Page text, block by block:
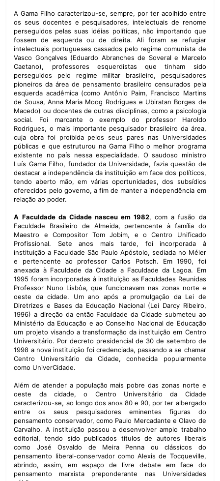
A Gama Filho caracterizou-se, sempre, por ter acolhido entre
os seus docentes e pesquisadores, intelectuais de renome
perseguidos pelas suas idéias políticas, não importando que
fossem de esquerda ou de direita. Ali foram se refugiar
intelectuais portugueses cassados pelo regime comunista de
Vasco Gonçalves (Eduardo Abranches de Soveral e Marcelo
Caetano), professores esquerdistas que tinham sido
perseguidos pelo regime militar brasileiro, pesquisadores
pioneiros da área de pensamento brasileiro censurados pela
esquerda acadêmica (como Antônio Paim, Francisco Martins
de Sousa, Anna Maria Moog Rodrigues e Ubiratan Borges de
Macedo) ou docentes de outras disciplinas, como a psicologia
social. Foi marcante o exemplo do professor Haroldo
Rodrigues, o mais importante pesquisador brasileiro da área,
cuja obra foi proibida pelos seus pares nas Universidades
públicas e que estruturou na Gama Filho o melhor programa
existente no país nessa especialidade. O saudoso ministro
Luís Gama Filho, fundador da Universidade, fazia questão de
destacar a independência da instituição em face dos políticos,
tendo aberto mão, em várias oportunidades, dos subsídios
oferecidos pelo governo, a fim de manter a independência em
relação ao poder.
A Faculdade da Cidade nasceu em 1982, com a fusão da
Faculdade Brasileiro de Almeida, pertencente à família do
Maestro e Compositor Tom Jobim, e o Centro Unificado
Profissional. Sete anos mais tarde, foi incorporada à
instituição a Faculdade São Paulo Apóstolo, sediada no Méier
e pertencente ao professor Carlos Potsch. Em 1990, foi
anexada à Faculdade da Cidade a Faculdade da Lagoa. Em
1995 foram incorporadas à instituição as Faculdades Reunidas
Professor Nuno Lisbôa, que funcionavam nas zonas norte e
oeste da cidade. Um ano após a promulgação da Lei de
Diretrizes e Bases da Educação Nacional (Lei Darcy Ribeiro,
1996) a direção da então Faculdade da Cidade submeteu ao
Ministério da Educação e ao Conselho Nacional de Educação
um projeto visando a transformação da instituição em Centro
Universitário. Por decreto presidencial de 30 de setembro de
1998 a nova instituição foi credenciada, passando a se chamar
Centro Universitário da Cidade, conhecida popularmente
como UniverCidade.
Além de atender a população mais pobre das zonas norte e
oeste da cidade, o Centro Universitário da Cidade
caracterizou-se, ao longo dos anos 80 e 90, por ter albergado
entre os seus pesquisadores eminentes figuras do
pensamento conservador, como Paulo Mercadante e Olavo de
Carvalho. A instituição passou a desenvolver amplo trabalho
editorial, tendo sido publicados títulos de autores liberais
como José Osvaldo de Meira Penna ou clássicos do
pensamento liberal-conservador como Alexis de Tocqueville,
abrindo, assim, em espaço de livre debate em face do
pensamento marxista preponderante nas Universidades